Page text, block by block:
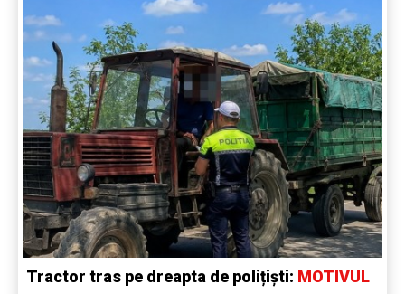
Tractor tras pe dreapta de polițiști: MOTIVUL